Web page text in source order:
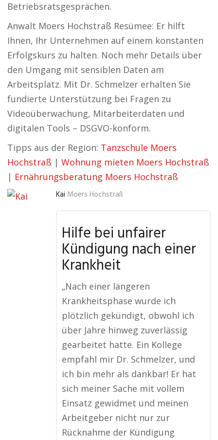
Betriebsratsgesprächen.
Anwalt Moers Hochstraß Resümee: Er hilft
Ihnen, Ihr Unternehmen auf einem konstanten
Erfolgskurs zu halten. Noch mehr Details über
den Umgang mit sensiblen Daten am
Arbeitsplatz. Mit Dr. Schmelzer erhalten Sie
fundierte Unterstützung bei Fragen zu
Videoüberwachung, Mitarbeiterdaten und
digitalen Tools – DSGVO-konform.
Tipps aus der Region: Tanzschule Moers
Hochstraß | Wohnung mieten Moers Hochstraß
| Ernährungsberatung Moers Hochstraß
Kai Moers Hochstraß
Hilfe bei unfairer
Kündigung nach einer
Krankheit
„Nach einer längeren
Krankheitsphase wurde ich
plötzlich gekündigt, obwohl ich
über Jahre hinweg zuverlässig
gearbeitet hatte. Ein Kollege
empfahl mir Dr. Schmelzer, und
ich bin mehr als dankbar! Er hat
sich meiner Sache mit vollem
Einsatz gewidmet und meinen
Arbeitgeber nicht nur zur
Rücknahme der Kündigung